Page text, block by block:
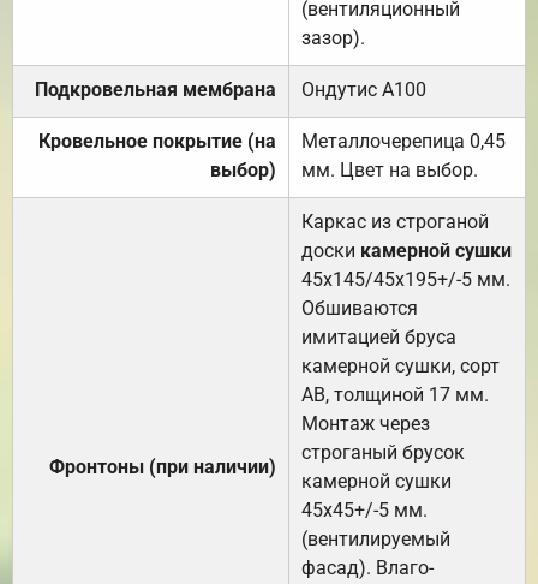
(вентиляционный
зазор).
Подкровельная мембрана Ондутис А100
Кровельное покрытие (на
выбор)
Металлочерепица 0,45
мм. Цвет на выбор.
Фронтоны (при наличии)
Каркас из строганой
доски камерной сушки
45х145/45х195+/-5 мм.
Обшиваются
имитацией бруса
камерной сушки, сорт
АВ, толщиной 17 мм.
Монтаж через
строганый брусок
камерной сушки
45х45+/-5 мм.
(вентилируемый
фасад). Влаго-